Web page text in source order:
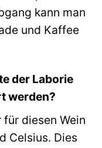
kann man
und Kaffee
der Laborie
werden?
diesen Wein
Celsius. Dies